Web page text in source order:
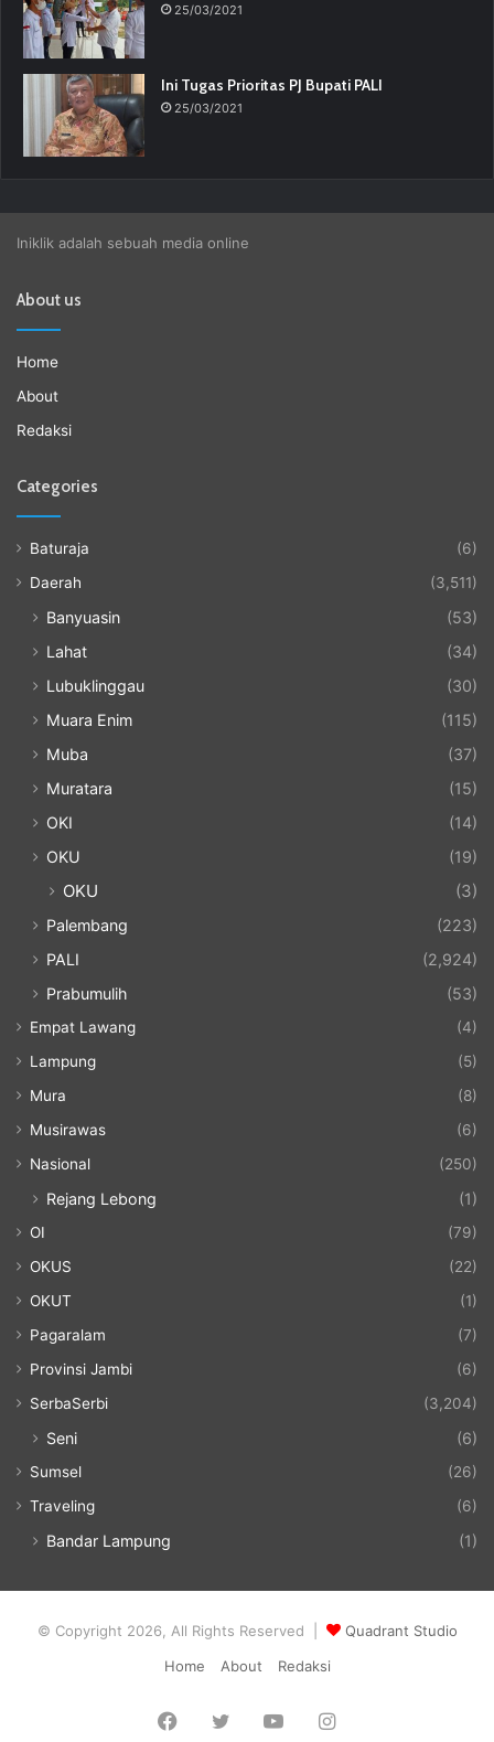
25/03/2021
Ini Tugas Prioritas PJ Bupati PALI
25/03/2021
Iniklik adalah sebuah media online
About us
Home
About
Redaksi
Categories
Baturaja
(6)
Daerah
(3,511)
Banyuasin
(53)
Lahat
(34)
Lubuklinggau
(30)
Muara Enim
(115)
Muba
(37)
Muratara
(15)
OKI
(14)
OKU
(19)
OKU (3)
Palembang
(223)
PALI
(2,924)
Prabumulih
(53)
Empat Lawang
(4)
Lampung
(5)
Mura
(8)
Musirawas
(6)
Nasional
(250)
Rejang Lebong (1)
OI
(79)
OKUS
(22)
OKUT
(1)
Pagaralam
(7)
Provinsi Jambi
(6)
SerbaSerbi
(3,204)
Seni (6)
Sumsel
(26)
Traveling
(6)
Bandar Lampung (1)
© Copyright 2026, All Rights Reserved |
Quadrant Studio
Home
About Redaksi
Facebook
Twitter YouTubeInstagram